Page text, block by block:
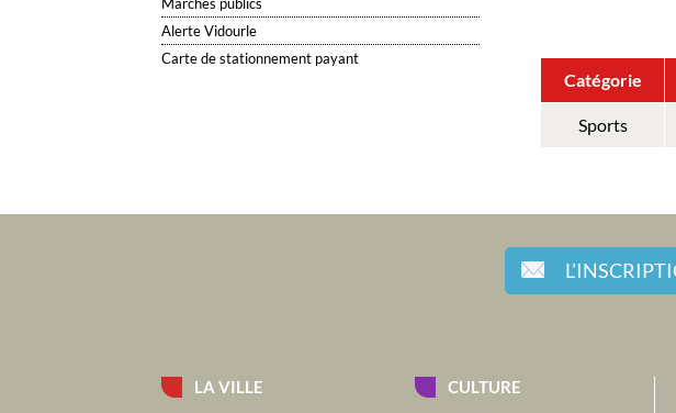
Alerte Vidourle
Carte de stationnement payant
Catégorie
Sports
LA VILLE CULTURE